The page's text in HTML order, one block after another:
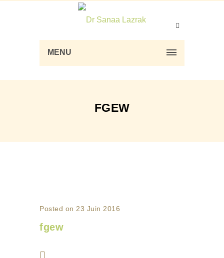
MENU
FGEW
Posted on 23 Juin 2016
fgew